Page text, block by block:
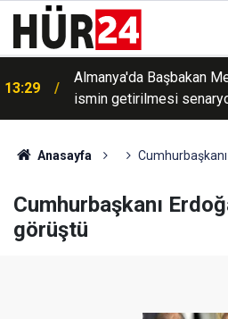
13:29
Almanya'da Başbakan
ismin getirilmesi
Anasayfa
Cumhurbaşkanı
görüştü